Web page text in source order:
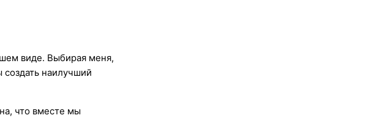
виде. Выбирая меня,
наилучший
что вместе мы